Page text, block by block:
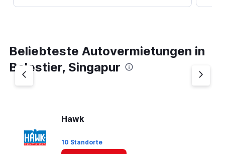
Beliebteste Autovermietungen in
Balestier, Singapur
Hawk
10 Standorte